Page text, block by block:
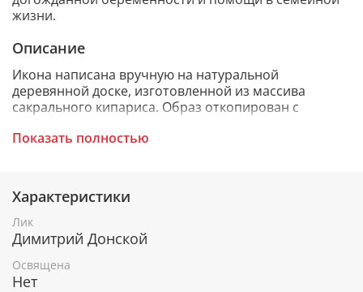
жизни.
Описание
Икона написана вручную на натуральной
деревянной доске, изготовленной из массива
сакрального кипариса. Образ откопирован с
одобрение русской православной церкви.
При окончательном оформлении образа
использовались специальные фронтажные грунты,
выравнивающие лаки и темперные краски. Венец и
поля иконы вручную украшены рельефным
орнаментом и натуральным жемчугом или
полудрагоценными камнями.
Показать полностью
Характеристики
Лик
Димитрий Донской
Освящена
Нет